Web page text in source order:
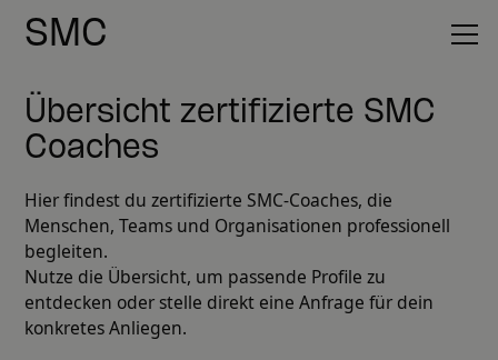
SMC
Übersicht zertifizierte SMC
Coaches
Hier findest du zertifizierte SMC-Coaches, die
Menschen, Teams und Organisationen professionell
begleiten.
Nutze die Übersicht, um passende Profile zu
entdecken oder stelle direkt eine Anfrage für dein
konkretes Anliegen.